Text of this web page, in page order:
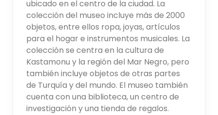
ubicado en el centro de la ciudad. La
colección del museo incluye más de 2000
objetos, entre ellos ropa, joyas, artículos
para el hogar e instrumentos musicales. La
colección se centra en la cultura de
Kastamonu y la región del Mar Negro, pero
también incluye objetos de otras partes
de Turquía y del mundo. El museo también
cuenta con una biblioteca, un centro de
investigación y una tienda de regalos.